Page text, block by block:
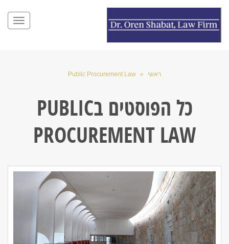
ראשי »
Public Procurement Law
כל הפוסטים בPUBLIC
PROCUREMENT LAW